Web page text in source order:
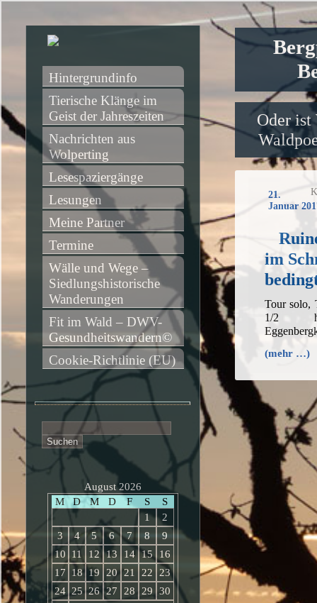
Oder ist
21.
Januar
im
Tour solo,
1/2 h,
(mehr …)
Hintergrundinfo
Tierische Klänge im
Geist der Jahreszeiten
Nachrichten aus
Wolperting
Lesespaziergänge
Lesungen
Meine Partner
Termine
Wälle und Wege –
Siedlungshistorische
Wanderungen
Fit im Wald – DWV-
Gesundheitswandern©
Cookie-Richtlinie (EU)
nach:
August 2026
M
D M D F S
S
1
2
3
4 5 6 7 8
9
10
11 12 13 14 15
16
17
18 19 20 21 22
23
24 25 26 27 28 29
30